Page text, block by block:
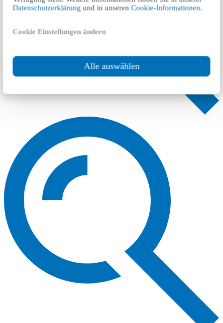
Datenschutzerklärung und in unserenCookie-Informationen.
Cookie Einstellungen ändern
Alle auswählen